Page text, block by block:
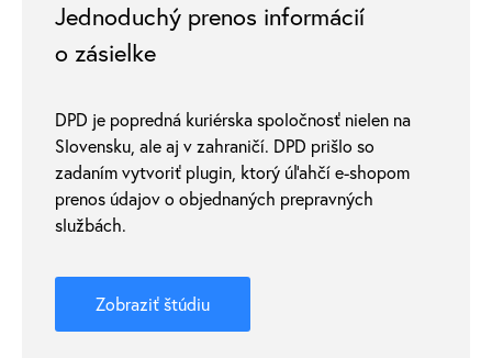
Jednoduchý prenos informácií
o zásielke
DPD je popredná kuriérska spoločnosť nielen na
Slovensku, ale aj v zahraničí. DPD prišlo so
zadaním vytvoriť plugin, ktorý úľahčí e-shopom
prenos údajov o objednaných prepravných
službách.
Zobraziť štúdiu